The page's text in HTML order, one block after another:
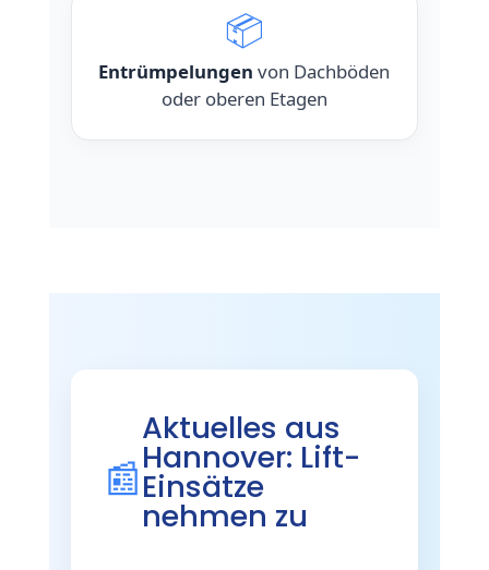
📦
Entrümpelungen von Dachböden
oder oberen Etagen
📰
Aktuelles aus
Hannover: Lift-
Einsätze
nehmen zu